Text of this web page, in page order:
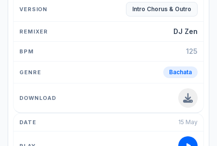
Intro Chorus & Outro
DJ Zen
125
Bachata
15 May